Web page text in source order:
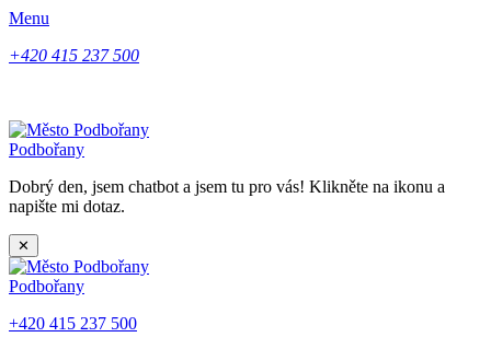
Menu
+420 415 237 500
Podbořany
Dobrý den, jsem chatbot a jsem tu pro vás! Klikněte na ikonu a
napište mi dotaz.
✕
Podbořany
+420 415 237 500